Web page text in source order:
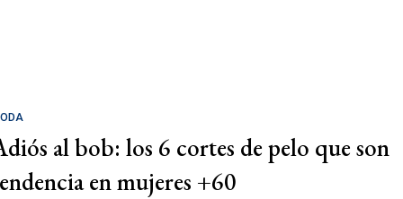
al bob: los 6 cortes de pelo que son
en mujeres +60